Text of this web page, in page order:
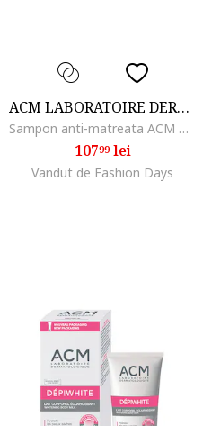
ACM LABORATOIRE DERMATOLOGIQUE
Sampon anti-matreata ACM Novophane DS impotriva descuamarii moderate a scalpului, 300 ml
10799lei
Vandut de Fashion Days